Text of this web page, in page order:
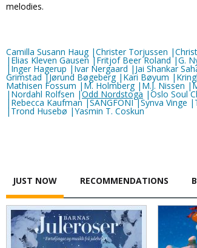
melodies.
Camilla Susann Haug |Christer Torjussen
|Elias Kleven Gausen |Fritjof Beer Roland |G.
|Inger Hagerup |Ivar Nergaard |Jai Shankar
Grimstad |Jørund Bøgeberg |Kari Bøyum
Mathisen Fossum |M. Holmberg |M.J. Nissen
|Nordahl Rolfsen |Odd Nordstoga |Oslo Soul
|Rebecca Kaufman |SANGFONI |Synva
|Trond Husebø |Yasmin T. Coskun
JUST NOW RECOMMENDATIONS